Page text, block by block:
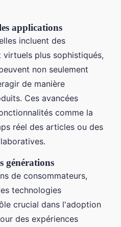
applications
incluent des
plus sophistiqués,
non seulement
de manière
Ces avancées
comme la
réel des articles ou des
générations
de consommateurs,
technologies
crucial dans l'adoption
des expériences